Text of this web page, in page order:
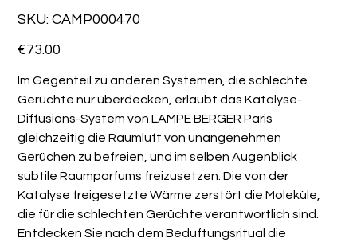
SKU: SKU
CAMP000470
CAMP000470
Price
€73.00
Im Gegenteil zu anderen Systemen, die schlechte
Gerüchte nur überdecken, erlaubt das Katalyse-
Diffusions-System von LAMPE BERGER Paris
gleichzeitig die Raumluft von unangenehmen
Gerüchen zu befreien, und im selben Augenblick
subtile Raumparfums freizusetzen. Die von der
Katalyse freigesetzte Wärme zerstört die Moleküle,
die für die schlechten Gerüchte verantwortlich sind.
Entdecken Sie nach dem Beduftungsritual die